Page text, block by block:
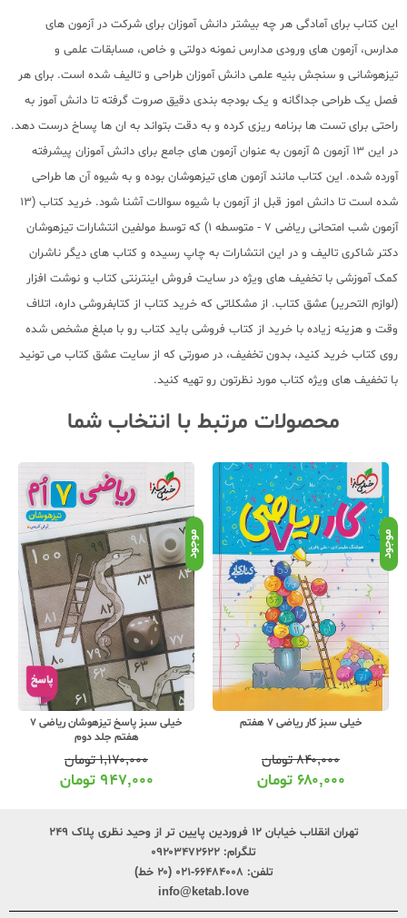
این کتاب برای آمادگی هر چه بیشتر دانش آموزان برای شرکت در آزمون های
مدارس، آزمون های ورودی مدارس نمونه دولتی و خاص، مسابقات علمی و
تیزهوشانی و سنجش بنیه علمی دانش آموزان طراحی و تالیف شده است. برای هر
فصل یک طراحی جداگانه و یک بودجه بندی دقیق صروت گرفته تا دانش آموز به
راحتی برای تست ها برنامه ریزی کرده و به دقت بتواند به ان ها پساخ درست دهد.
در این 13 آزمون 5 آزمون به عنوان آزمون های جامع برای دانش آموزان پیشرفته
آورده شده. این کتاب مانند آزمون های تیزهوشان بوده و به شیوه آن ها طراحی
شده است تا دانش اموز قبل از آزمون با شیوه سوالات آشنا شود. خرید کتاب (13
آزمون شب امتحانی ریاضی 7 - متوسطه 1) که توسط مولفین انتشارات تیزهوشان
دکتر شاکری تالیف و در این انتشارات به چاپ رسیده و کتاب های دیگر ناشران
کمک آموزشی با تخفیف های ویژه در سایت فروش اینترنتی کتاب و نوشت افزار
(لوازم التحریر) عشق کتاب. از مشکلاتی که خرید کتاب از کتابفروشی داره، اتلاف
وقت و هزینه زیاده با خرید از کتاب فروشی باید کتاب رو با مبلغ مشخص شده
روی کتاب خرید کنید، بدون تخفیف، در صورتی که از سایت عشق کتاب می تونید
با تخفیف های ویژه کتاب مورد نظرتون رو تهیه کنید.
محصولات مرتبط با انتخاب شما
موجود
خیلی سبز کار ریاضی 7 هفتم
۸۴۰,۰۰۰تومان
۶۸۰,۰۰۰ تومان
موجود
خیلی سبز پاسخ تیزهوشان ریاضی 7
هفتم جلد دوم
۱,۱۷۰,۰۰۰تومان
۹۴۷,۰۰۰ تومان
تهران انقلاب خیابان ۱۲ فروردین پایین تر از وحید نظری پلاک ۲۴۹
تلگرام: ۰۹۲۰۳۴۷۲۶۲۲
تلفن: ۶۶۴۸۴۰۰۸-۰۲۱ (۲۰ خط)
info@ketab.love